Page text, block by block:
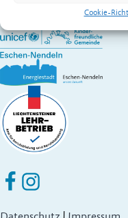
Cookie-
Eschen Nendeln auf
Eschen Nendeln auf